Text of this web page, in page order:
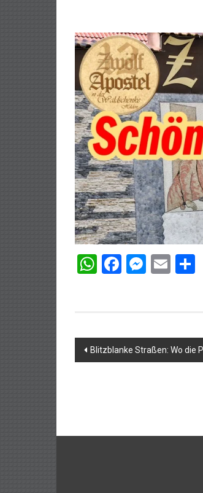
WhatsApp
Facebook
Blitzblanke Straßen: Wo die